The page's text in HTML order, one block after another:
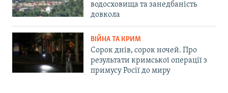
водосховища та занедбаність
довкола
ВІЙНА ТА КРИМ
Сорок днів, сорок ночей. Про
результати кримської операції з
примусу Росії до миру